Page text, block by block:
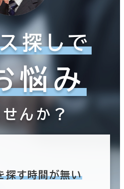
探しで
悩み
せんか？
探す時間が無い